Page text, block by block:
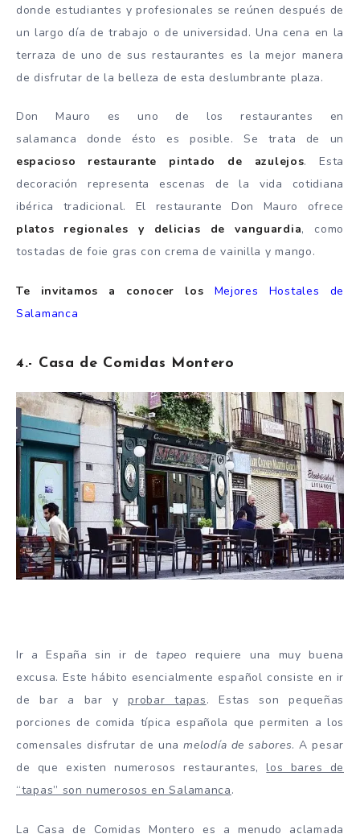
donde estudiantes y profesionales se reúnen después de
un largo día de trabajo o de universidad. Una cena en la
terraza de uno de sus restaurantes es la mejor manera
de disfrutar de la belleza de esta deslumbrante plaza.
Don Mauro es uno de los restaurantes en
salamanca donde ésto es posible. Se trata de un
espacioso restaurante pintado de azulejos. Esta
decoración representa escenas de la vida cotidiana
ibérica tradicional. El restaurante Don Mauro ofrece
platos regionales y delicias de vanguardia, como
tostadas de foie gras con crema de vainilla y mango.
Te invitamos a conocer los Mejores Hostales de
Salamanca
4.- Casa de Comidas Montero
Ir a España sin ir detapeo requiere una muy buena
excusa. Este hábito esencialmente español consiste en ir
de bar a bar yprobar tapas. Estas son pequeñas
porciones de comida típica española que permiten a los
comensales disfrutar de unamelodía de sabores. A pesar
de que existen numerosos restaurantes,los bares de
“tapas” son numerosos en Salamanca.
La Casa de Comidas Montero es a menudo aclamada